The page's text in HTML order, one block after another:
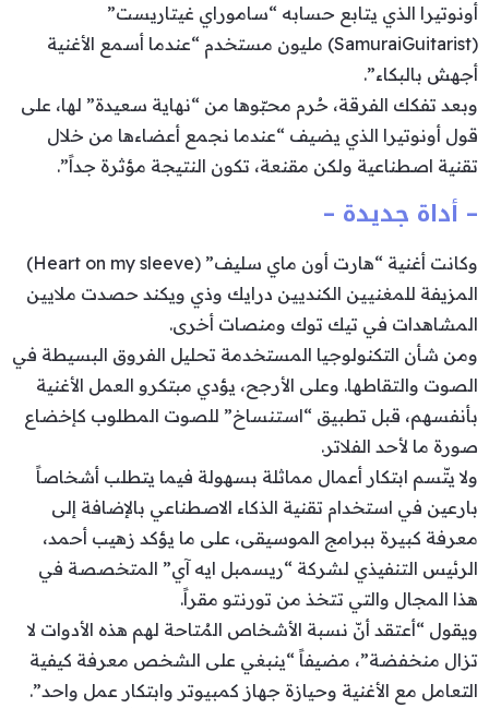
أونوتيرا الذي يتابع حسابه “ساموراي غيتاريست”
(SamuraiGuitarist) مليون مستخدم “عندما أسمع الأغنية
أجهش بالبكاء”.
وبعد تفكك الفرقة، حُرم محبّوها من “نهاية سعيدة” لها، على
قول أونوتيرا الذي يضيف “عندما نجمع أعضاءها من خلال
تقنية اصطناعية ولكن مقنعة، تكون النتيجة مؤثرة جداً”.
– أداة جديدة –
وكانت أغنية “هارت أون ماي سليف” (Heart on my sleeve)
المزيفة للمغنيين الكنديين درايك وذي ويكند حصدت ملايين
المشاهدات في تيك توك ومنصات أخرى.
ومن شأن التكنولوجيا المستخدمة تحليل الفروق البسيطة في
الصوت والتقاطها. وعلى الأرجح، يؤدي مبتكرو العمل الأغنية
بأنفسهم، قبل تطبيق “استنساخ” للصوت المطلوب كإخضاع
صورة ما لأحد الفلاتر.
ولا يتّسم ابتكار أعمال مماثلة بسهولة فيما يتطلب أشخاصاً
بارعين في استخدام تقنية الذكاء الاصطناعي بالإضافة إلى
معرفة كبيرة ببرامج الموسيقى، على ما يؤكد زهيب أحمد،
الرئيس التنفيذي لشركة “ريسمبل ايه آي” المتخصصة في
هذا المجال والتي تتخذ من تورنتو مقراً.
ويقول “أعتقد أنّ نسبة الأشخاص المُتاحة لهم هذه الأدوات لا
تزال منخفضة”، مضيفاً “ينبغي على الشخص معرفة كيفية
التعامل مع الأغنية وحيازة جهاز كمبيوتر وابتكار عمل واحد”.